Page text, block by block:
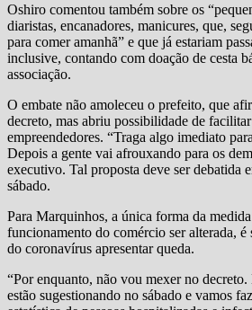
Oshiro comentou também sobre os
diaristas, encanadores, manicures, que,
para comer amanhã” e que já estariam
inclusive, contando com doação de cesta
associação.
O embate não amoleceu o prefeito, que
decreto, mas abriu possibilidade de
empreendedores. “Traga algo imediato
Depois a gente vai afrouxando para os
executivo. Tal proposta deve ser debatida
sábado.
Para Marquinhos, a única forma da
funcionamento do comércio ser alterada, é
do coronavírus apresentar queda.
“Por enquanto, não vou mexer no
estão sugestionando no sábado e vamos